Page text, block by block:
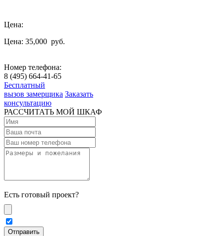
Цена:
Цена: 35,000 руб.
Номер телефона:
8 (495) 664-41-65
Бесплатный
вызов замерщика Заказать
консультацию
РАССЧИТАТЬ МОЙ ШКАФ
Есть готовый проект?